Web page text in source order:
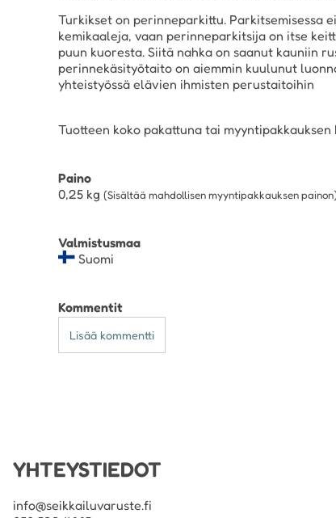
Turkikset on perinneparkittu. Parkitsemisessa
kemikaaleja, vaan perinneparkitsija on itse
puun kuoresta. Siitä nahka on saanut kauniin
perinnekäsityötaito on aiemmin kuulunut
yhteistyössä elävien ihmisten perustaitoihin
Tuotteen koko pakattuna tai myyntipakkauksen
Paino
0,25 kg (Sisältää mahdollisen myyntipakkauksen
Valmistusmaa
Suomi
Kommentit
Lisää kommentti
YHTEYSTIEDOT
info@seikkailuvaruste.fi